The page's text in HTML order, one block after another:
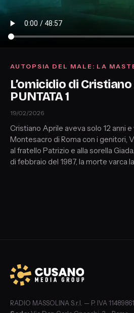
AUTOPSIA DEL MALE: LA
L’omicidio di
PUNTATA 1
19/02/2026
Cristiano Aprile aveva solo 12 anni
Montesacro di Roma con i genitori,
al fratello Patrizio e alla sorella
di febbraio del 1987, la morte varca
RADIO MASSOLINA S.r.l. — P. IVA